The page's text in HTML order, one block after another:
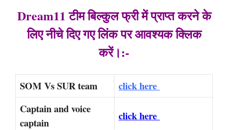
Dream11 टीम बिल्कुल फ्री में प्राप्त करने के
लिए नीचे दिए गए लिंक पर आवश्यक क्लिक
करें।:-
SOM Vs SUR team
click here
Captain and voice
captain
click here